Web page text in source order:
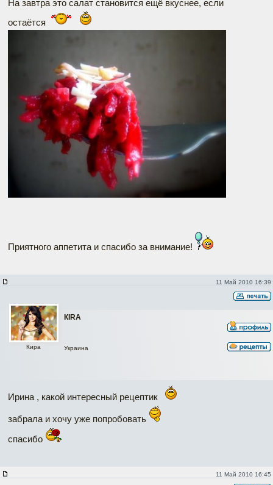
На завтра это салат становится ещё вкуснее, если
остаётся
Приятного аппетита и спасибо за внимание!
11 Май 2010 16:39
КIRA
Кира Украина
Ирина , какой интересный рецептик
забрала и хочу уже попробовать
спасибо
11 Май 2010 16:45